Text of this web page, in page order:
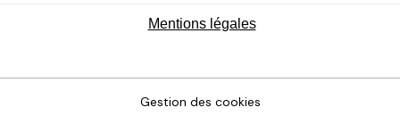
Mentions légales
Gestion des cookies